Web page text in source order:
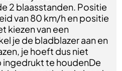
2 blaasstanden. Positie
van 80 km/h en positie
kiezen van een
je de bladblazer aan en
je hoeft dus niet
te houdenDe